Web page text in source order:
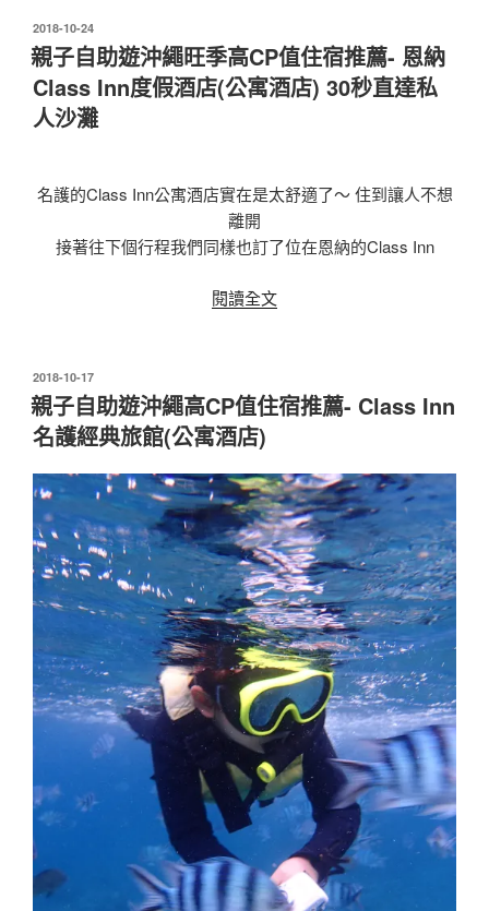
遊
沖
國
宿
推
Hotel
Naha
格
雷
賽
禮
飯
店〉
發
佈
於
2018-10-24
親子自助遊沖繩旺季高CP值住宿推薦- 恩納
Class Inn度假酒店(公寓酒店) 30秒直達私
人沙灘
名護的Class Inn公寓酒店實在是太舒適了～ 住到讓人不想
離開
接著往下個行程我們同樣也訂了位在恩納的Class Inn
閱讀全文〈親
遊
旺
季
高
CP
值
住
宿
推
薦-
恩
納
Class
Inn
度
酒
店
發
佈
於
2018-10-17
親子自助遊沖繩高CP值住宿推薦- Class Inn
名護經典旅館(公寓酒店)